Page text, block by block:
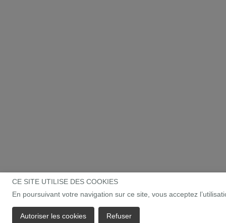
CE SITE UTILISE DES COOKIES
En poursuivant votre navigation sur ce site, vous acceptez
Autoriser les cookies Refuser